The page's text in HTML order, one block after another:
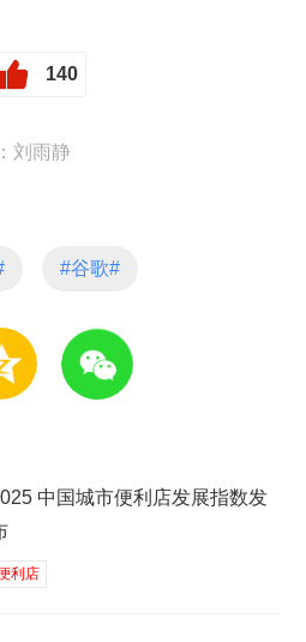
140
刘雨静
#谷歌#
中国城市便利店发展指数发
利店